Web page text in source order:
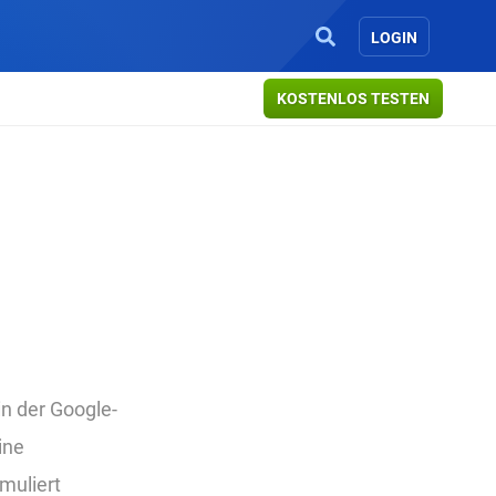
LOGIN
KOSTENLOS TESTEN
der Google-